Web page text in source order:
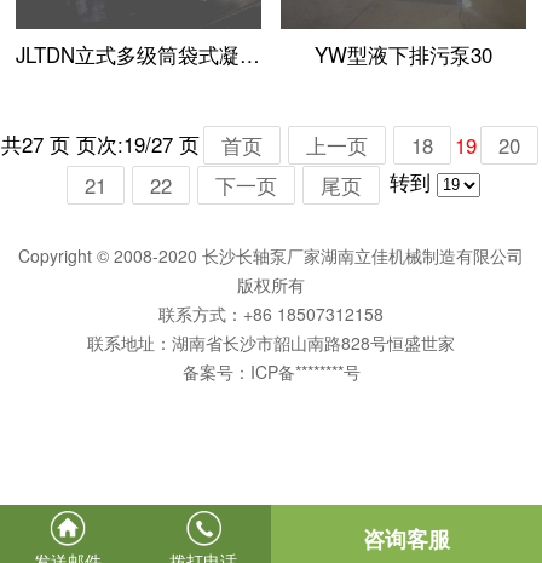
JLTDN立式多级筒袋式凝泵02 YW型液下排污泵30
共27 页 页次:19/27 页 首页 上一页 18 19
20
21
22 下一页 尾页 转到
Copyright © 2008-2020 长沙长轴泵厂家湖南立佳机械制造有限公司
版权所有
联系方式：+86 18507312158
联系地址：湖南省长沙市韶山南路828号恒盛世家
备案号： ICP备********号
咨询客服